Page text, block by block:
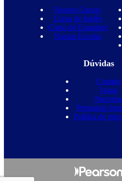
Nossos Cursos
Curso de Inglês
Curso de Espanhol
Nossas Escolas
Dúvidas
Contato
Vagas
Parcerias
Perguntas
Política de